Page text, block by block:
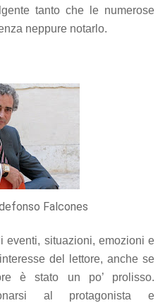
tanto che le numerose
neppure notarlo.
Falcones
eventi, situazioni, emozioni e
del lettore, anche se
è stato un po’ prolisso.
al protagonista e